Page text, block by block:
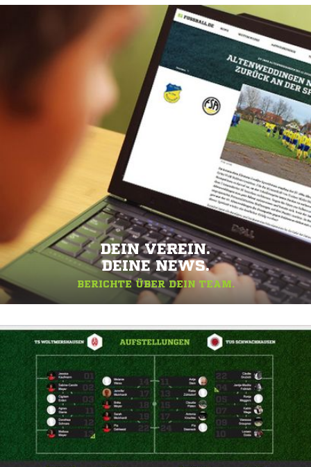
DEIN VEREIN.
DEINE NEWS.
BERICHTE ÜBER DEIN TEAM.